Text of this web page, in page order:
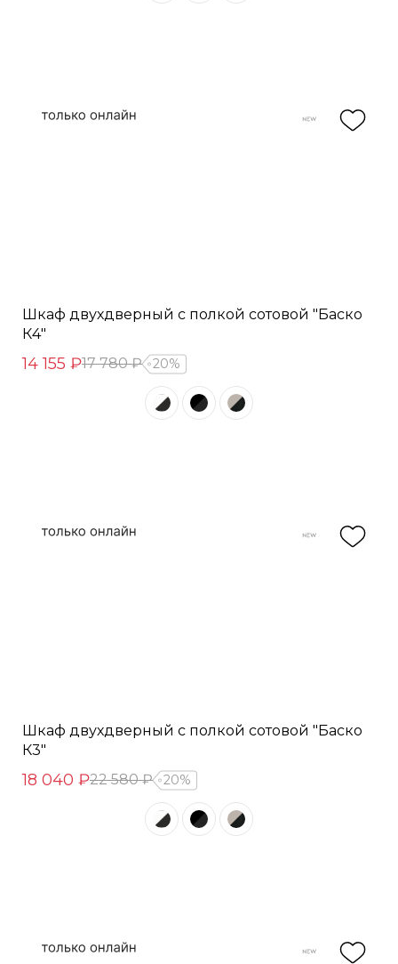
Шкаф двухдверный с полкой сотовой "Баско
К4"
14 155 ₽17 780 ₽ 20%
Шкаф двухдверный с полкой сотовой "Баско
К3"
18 040 ₽22 580 ₽ 20%